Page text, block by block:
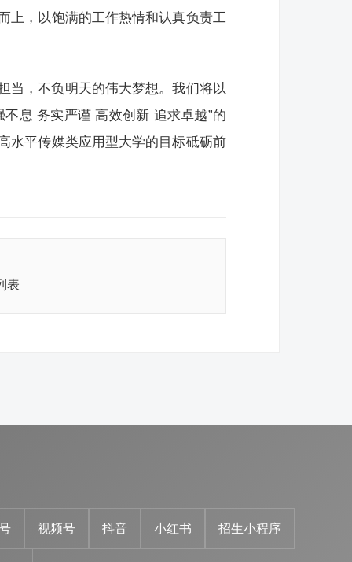
上，以饱满的工作热情和认真负责工
当，不负明天的伟大梦想。我们将以
息 务实严谨 高效创新 追求卓越”的
水平传媒类应用型大学的目标砥砺前
表
视频号 抖音 小红书 招生小程序